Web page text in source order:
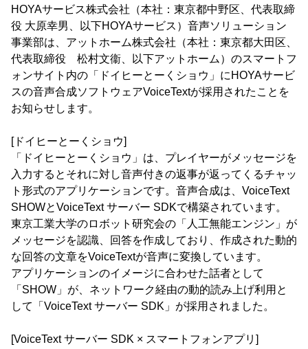
HOYAサービス株式会社（本社：東京都中野区、代表取締
役 大原幸男、以下HOYAサービス）音声ソリューション
事業部は、アットホーム株式会社（本社：東京都大田区、
代表取締役 松村文衞、以下アットホーム）のスマートフ
ォンサイト内の「ドイヒーとーくショウ」にHOYAサービ
スの音声合成ソフトウェアVoiceTextが採用されたことを
お知らせします。
[ドイヒーとーくショウ]
「ドイヒーとーくショウ」は、プレイヤーがメッセージを
入力するとそれに対し音声付きの返事が返ってくるチャッ
ト形式のアプリケーションです。音声合成は、VoiceText
SHOWとVoiceText サーバー SDKで構築されています。
東京工業大学のロボット研究会の「人工無能エンジン」が
メッセージを認識、回答を作成しており、作成された動的
な回答の文章をVoiceTextが音声に変換しています。
アプリケーションのイメージに合わせた話者として
「SHOW」が、ネットワーク経由の動的読み上げ利用と
して「VoiceText サーバー SDK」が採用されました。
[VoiceText サーバー SDK × スマートフォンアプリ]